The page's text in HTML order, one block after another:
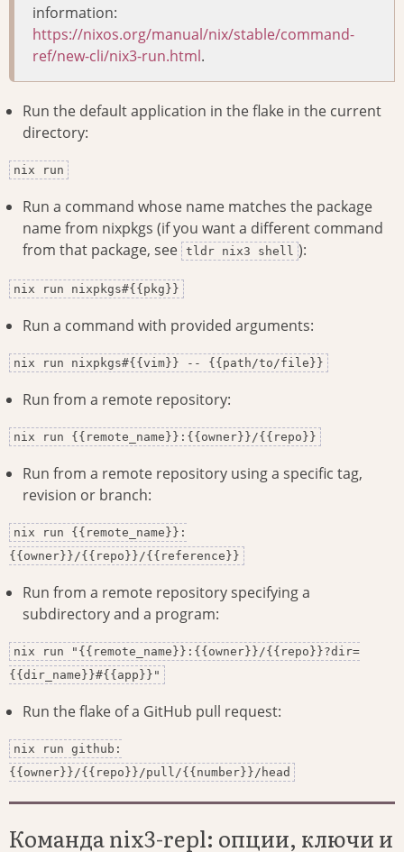
information:
https://nixos.org/manual/nix/stable/command-
ref/new-cli/nix3-run.html.
Run the default application in the flake in the current
directory:
nix run
Run a command whose name matches the package
name from nixpkgs (if you want a different command
from that package, see tldr nix3 shell ):
nix run nixpkgs#{{pkg}}
Run a command with provided arguments:
nix run nixpkgs#{{vim}} -- {{path/to/file}}
Run from a remote repository:
nix run {{remote_name}}:{{owner}}/{{repo}}
Run from a remote repository using a specific tag,
revision or branch:
nix run {{remote_name}}:
{{owner}}/{{repo}}/{{reference}}
Run from a remote repository specifying a
subdirectory and a program:
nix run "{{remote_name}}:{{owner}}/{{repo}}?dir=
{{dir_name}}#{{app}}"
Run the flake of a GitHub pull request:
nix run github:
{{owner}}/{{repo}}/pull/{{number}}/head
Команда nix3-repl: опции, ключи и